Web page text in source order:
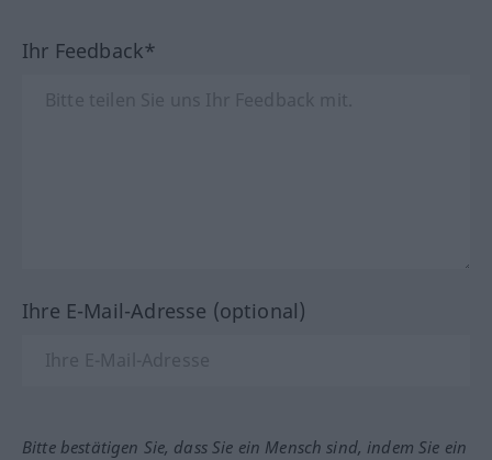
Ihr Feedback*
Ihre E-Mail-Adresse (optional)
Bitte bestätigen Sie, dass Sie ein Mensch sind, indem Sie ein